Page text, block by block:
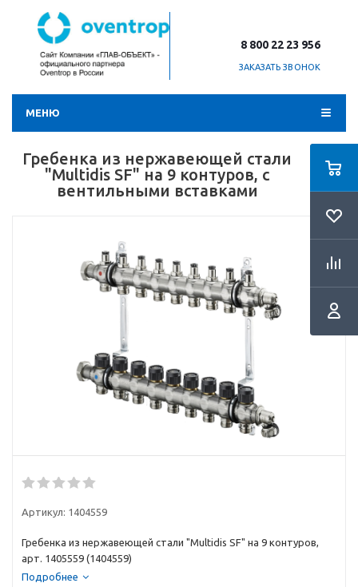
8 800 22 23 956
ЗАКАЗАТЬ ЗВОНОК
МЕНЮ
Гребенка из нержавеющей стали
"Multidis SF" на 9 контуров, с
вентильными вставками
Артикул: 1404559
Гребенка из нержавеющей стали "Multidis SF" на 9 контуров,
арт. 1405559 (1404559)
Подробнее